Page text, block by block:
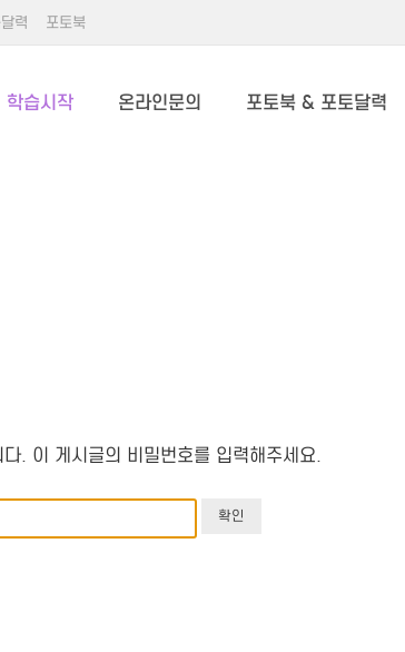
력 포토북
학습시작 온라인문의 포토북 & 포토달력
다. 이 게시글의 비밀번호를 입력해주세요.